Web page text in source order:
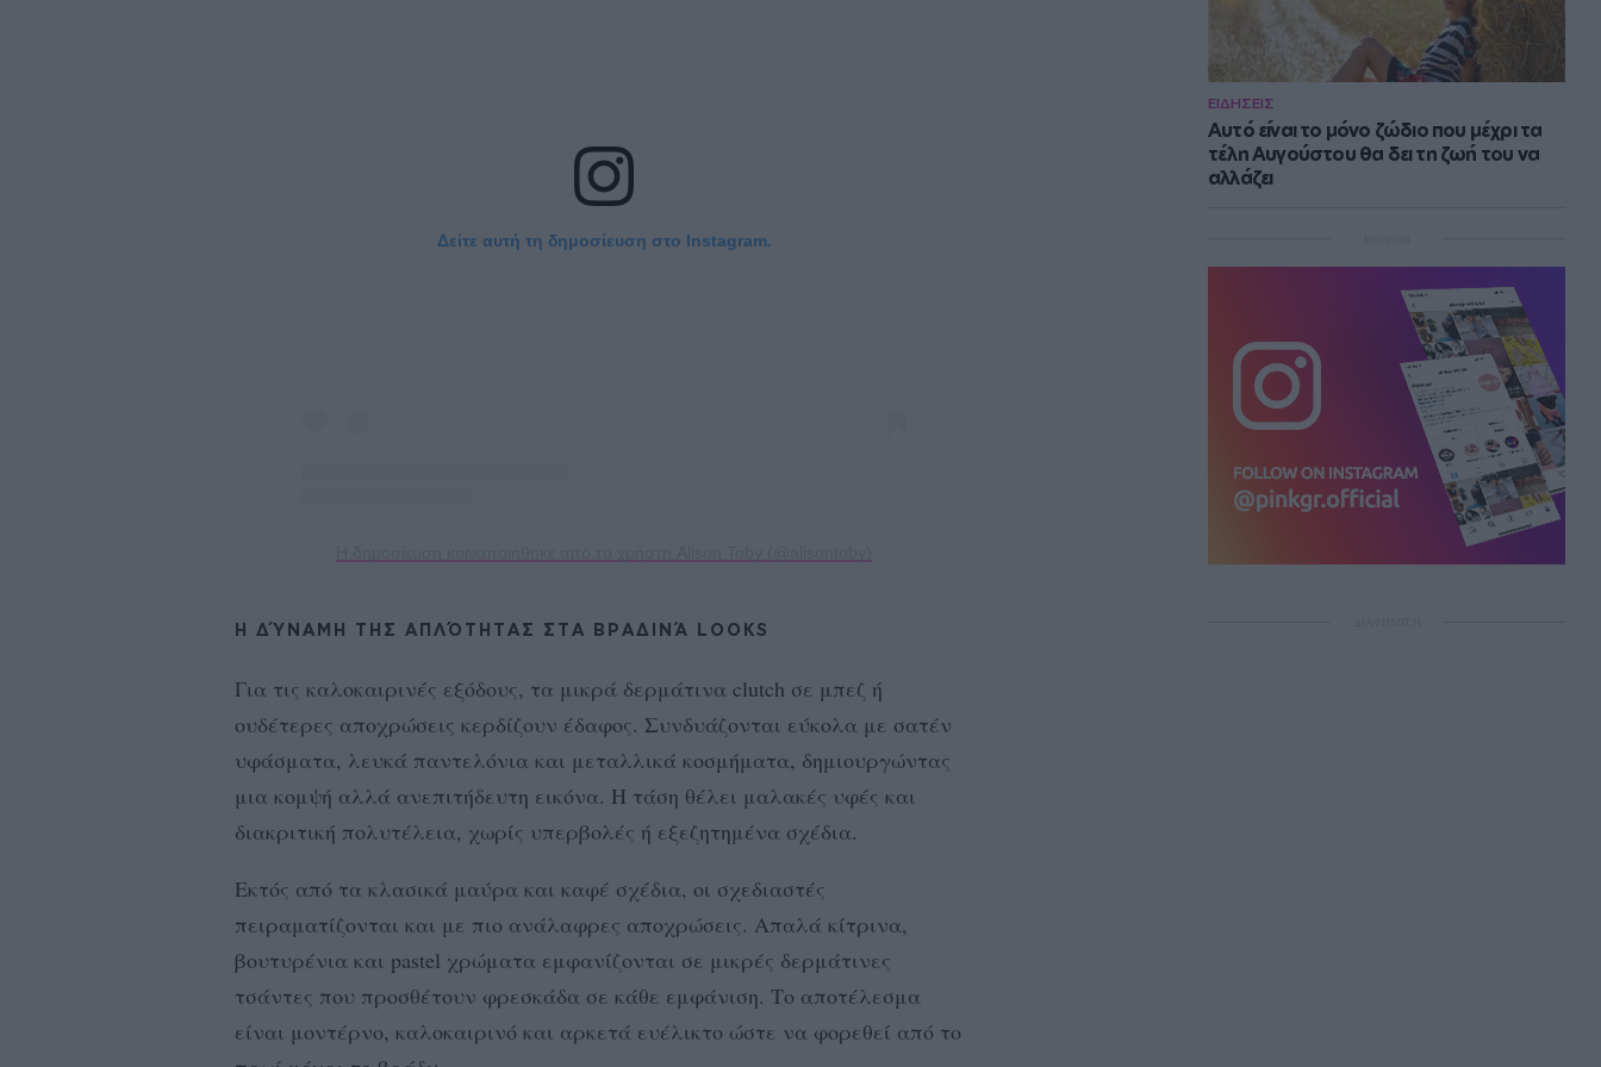
ΕΙΔΗΣΕΙΣ
Αυτό είναι το μόνο ζώδιο που μέχρι τα
τέλη Αυγούστου θα δει τη ζωή του να
αλλάζει
Δείτε αυτή τη δημοσίευση στο Instagram.
Η ΔΎΝΑΜΗ ΤΗΣ ΑΠΛΌΤΗΤΑΣ ΣΤΑ ΒΡΑΔΙΝΆ LOOKS
Για τις καλοκαιρινές εξόδους, τα μικρά δερμάτινα clutch σε μπεζ ή
ουδέτερες αποχρώσεις κερδίζουν έδαφος. Συνδυάζονται εύκολα με σατέν
υφάσματα, λευκά παντελόνια και μεταλλικά κοσμήματα, δημιουργώντας
μια κομψή αλλά ανεπιτήδευτη εικόνα. Η τάση θέλει μαλακές υφές και
διακριτική πολυτέλεια, χωρίς υπερβολές ή εξεζητημένα σχέδια.
Εκτός από τα κλασικά μαύρα και καφέ σχέδια, οι σχεδιαστές
πειραματίζονται και με πιο ανάλαφρες αποχρώσεις. Απαλά κίτρινα,
βουτυρένια και pastel χρώματα εμφανίζονται σε μικρές δερμάτινες
τσάντες που προσθέτουν φρεσκάδα σε κάθε εμφάνιση. Το αποτέλεσμα
είναι μοντέρνο, καλοκαιρινό και αρκετά ευέλικτο ώστε να φορεθεί από το